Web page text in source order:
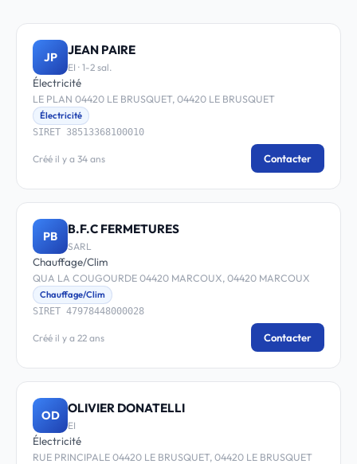
JP JEAN PAIRE
EI · 1-2 sal.
Électricité
LE PLAN 04420 LE BRUSQUET, 04420 LE BRUSQUET
Électricité
SIRET 38513368100010
Créé il y a 34 ans Contacter
PB B.F.C FERMETURES
SARL
Chauffage/Clim
QUA LA COUGOURDE 04420 MARCOUX, 04420 MARCOUX
Chauffage/Clim
SIRET 47978448000028
Créé il y a 22 ans Contacter
OD OLIVIER DONATELLI
EI
Électricité
RUE PRINCIPALE 04420 LE BRUSQUET, 04420 LE BRUSQUET